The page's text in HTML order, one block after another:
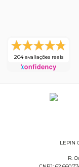
204 avaliações reais
LEPIN
R.